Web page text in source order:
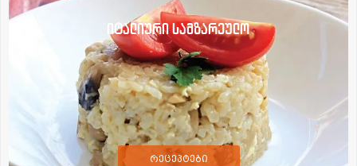
იტალიური სამზარეულო
რეცეპტები